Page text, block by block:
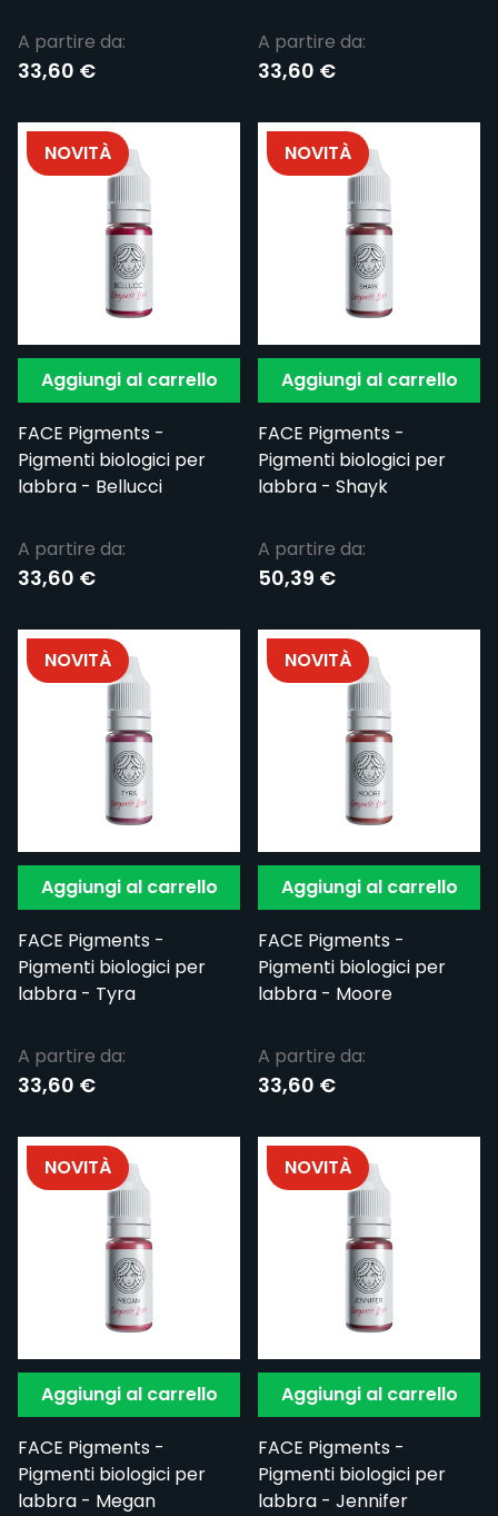
A partire da:
33,60 €
A partire da:
33,60 €
Aggiungi al carrello
FACE Pigments -
Pigmenti biologici per
labbra - Bellucci
NOVITÀ
A partire da:
33,60 €
Aggiungi al carrello
FACE Pigments -
Pigmenti biologici per
labbra - Shayk
NOVITÀ
A partire da:
50,39 €
Aggiungi al carrello
FACE Pigments -
Pigmenti biologici per
labbra - Tyra
NOVITÀ
A partire da:
33,60 €
Aggiungi al carrello
FACE Pigments -
Pigmenti biologici per
labbra - Moore
NOVITÀ
A partire da:
33,60 €
Aggiungi al carrello
FACE Pigments -
Pigmenti biologici per
labbra - Megan
NOVITÀ
Aggiungi al carrello
FACE Pigments -
Pigmenti biologici per
labbra - Jennifer
NOVITÀ